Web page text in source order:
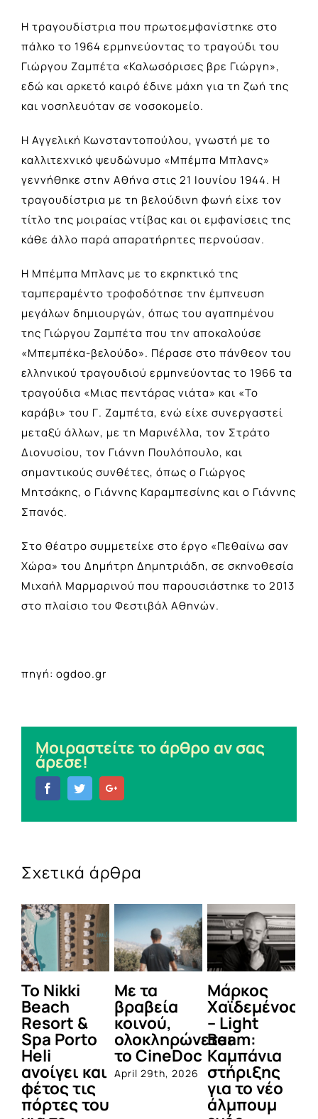
Η τραγουδίστρια που πρωτοεμφανίστηκε στο
πάλκο το 1964 ερμηνεύοντας το τραγούδι του
Γιώργου Ζαμπέτα «Καλωσόρισες βρε Γιώργη»,
εδώ και αρκετό καιρό έδινε μάχη για τη ζωή της
και νοσηλευόταν σε νοσοκομείο.
Η Αγγελική Κωνσταντοπούλου, γνωστή με το
καλλιτεχνικό ψευδώνυμο «Μπέμπα Μπλανς»
γεννήθηκε στην Αθήνα στις 21 Ιουνίου 1944. H
τραγουδίστρια με τη βελούδινη φωνή είχε τον
τίτλο της μοιραίας ντίβας και οι εμφανίσεις της
κάθε άλλο παρά απαρατήρητες περνούσαν.
Η Μπέμπα Μπλανς με το εκρηκτικό της
ταμπεραμέντο τροφοδότησε την έμπνευση
μεγάλων δημιουργών, όπως του αγαπημένου
της Γιώργου Ζαμπέτα που την αποκαλούσε
«Μπεμπέκα-βελούδο». Πέρασε στο πάνθεον του
ελληνικού τραγουδιού ερμηνεύοντας το 1966 τα
τραγούδια «Μιας πεντάρας νιάτα» και «Το
καράβι» του Γ. Ζαμπέτα, ενώ είχε συνεργαστεί
μεταξύ άλλων, με τη Μαρινέλλα, τον Στράτο
Διονυσίου, τον Γιάννη Πουλόπουλο, και
σημαντικούς συνθέτες, όπως ο Γιώργος
Μητσάκης, ο Γιάννης Καραμπεσίνης και ο Γιάννης
Σπανός.
Στο θέατρο συμμετείχε στο έργο «Πεθαίνω σαν
Χώρα» του Δημήτρη Δημητριάδη, σε σκηνοθεσία
Μιχαήλ Μαρμαρινού που παρουσιάστηκε το 2013
στο πλαίσιο του Φεστιβάλ Αθηνών.
πηγή: ogdoo.gr
Μοιραστείτε το άρθρο αν σας
άρεσε!
FacebookTwitter
Σχετικά άρθρα
To Nikki
Beach
Resort &
Spa Porto
Heli
ανοίγει και
φέτος τις
πόρτες του
Με τα
βραβεία
κοινού,
ολοκληρώνεται
το CineDoc
April 29th, 2026
Μάρκος
Χαϊδεμένος
– Light
Beam:
Καμπάνια
στήριξης
για το νέο
άλμπουμ